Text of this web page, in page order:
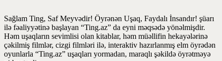
Sağlam Ting, Saf Meyvədir! Öyrənən Uşaq, Faydalı İnsandır! şüarı
ilə fəaliyyətinə başlayan “Ting.az” da eyni məqsədə yönəlmişdir.
Həm uşaqların sevimlisi olan kitablar, həm müəllifin hekayələrinə
çəkilmiş filmlər, cizgi filmləri ilə, interaktiv hazırlanmış elm öyrədən
oyunlarla “Ting.az” uşaqları yormadan, maraqlı şəkildə öyrətməyə